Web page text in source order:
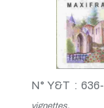
N° Y&T :
vignettes.